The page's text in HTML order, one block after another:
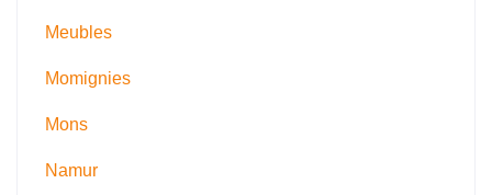
Meubles
Momignies
Mons
Namur